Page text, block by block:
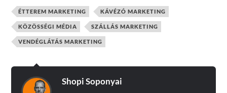
ÉTTEREM MARKETING KÁVÉZÓ MARKETING
KÖZÖSSÉGI MÉDIA SZÁLLÁS MARKETING
VENDÉGLÁTÁS MARKETING
Shopi Soponyai